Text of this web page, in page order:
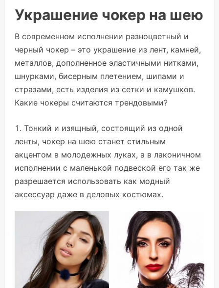
Украшение чокер на шею
В современном исполнении разноцветный и
черный чокер – это украшение из лент, камней,
металлов, дополненное эластичными нитками,
шнурками, бисерным плетением, шипами и
стразами, есть изделия из сетки и камушков.
Какие чокеры считаются трендовыми?
Тонкий и изящный, состоящий из одной
ленты, чокер на шею станет стильным
акцентом в молодежных луках, а в лаконичном
исполнении с маленькой подвеской его так же
разрешается использовать как модный
аксессуар даже в деловых костюмах.